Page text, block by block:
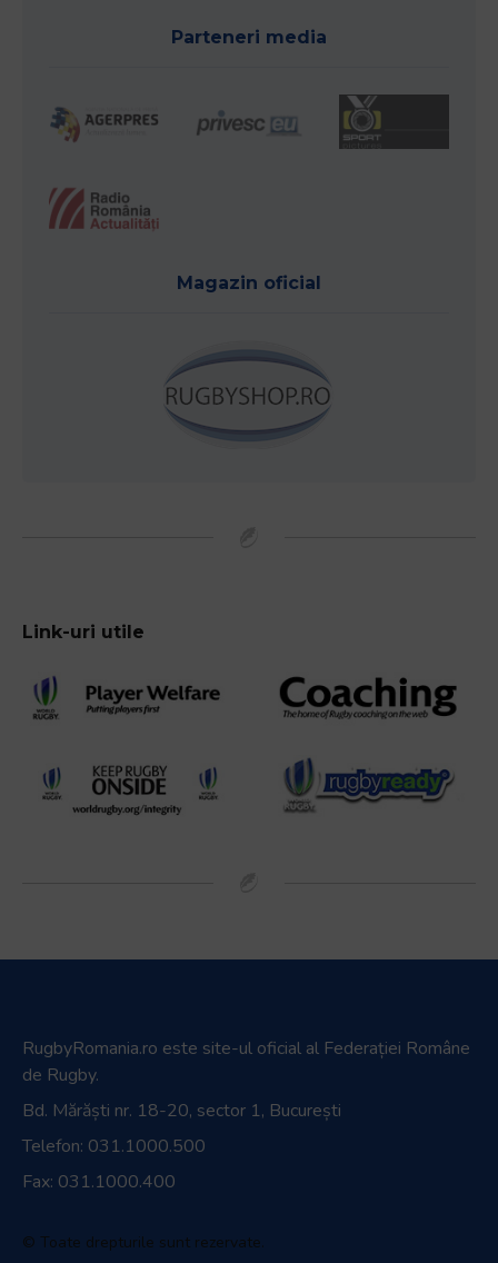
Parteneri media
Magazin oficial
Link-uri utile
RugbyRomania.ro este site-ul oficial al Federației Române
de Rugby.
Bd. Mărăști nr. 18-20, sector 1, București
Telefon: 031.1000.500
Fax: 031.1000.400
© Toate drepturile sunt rezervate.